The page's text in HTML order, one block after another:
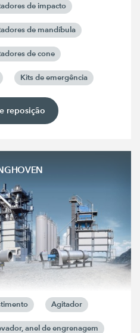
de impacto
de mandíbula
de cone
Kits de emergência
reposição
Agitador
anel de engrenagem